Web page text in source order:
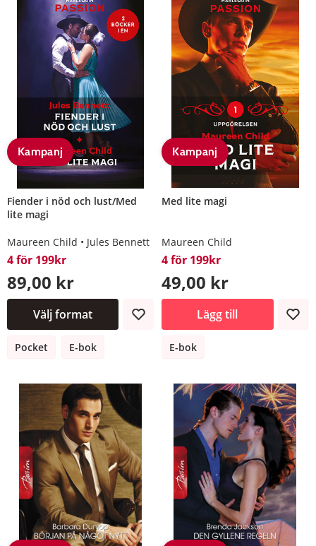
Kampanj
Fiender i nöd och lust/Med
lite magi
Maureen Child Jules Bennett
4 för 199kr
89,00 kr
Välj format
Pocket E-bok
Kampanj
Med lite magi
Maureen Child
4 för 199kr
49,00 kr
Lägg till
E-bok